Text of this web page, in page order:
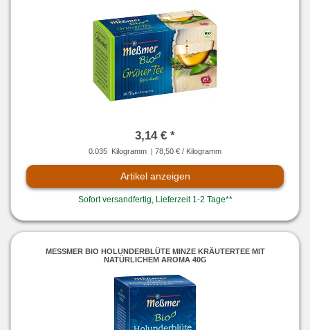
3,14 € *
0.035 Kilogramm | 78,50 € / Kilogramm
Artikel anzeigen
Sofort versandfertig, Lieferzeit 1-2 Tage**
MESSMER BIO HOLUNDERBLÜTE MINZE KRÄUTERTEE MIT N
ATÜRLICHEM AROMA 40G